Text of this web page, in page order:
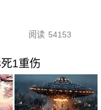
阅读 54153
1重伤